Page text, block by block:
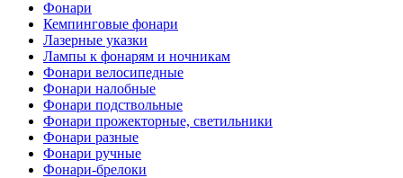
Фонари
Кемпинговые фонари
Лазерные указки
Лампы к фонарям и ночникам
Фонари велосипедные
Фонари налобные
Фонари подствольные
Фонари прожекторные, светильники
Фонари разные
Фонари ручные
Фонари-брелоки